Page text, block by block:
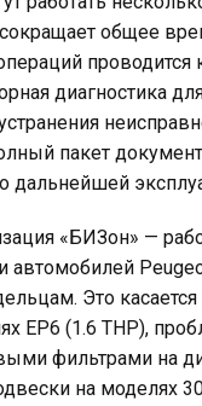
сокращает общее
проводится
диагностика
пакет
дальнейшей
«БИЗон» —
автомобилей
Это касается
EP6 (1.6 THP),
фильтрами на
на моделях